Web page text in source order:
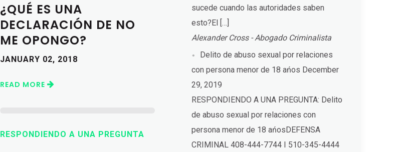
¿QUÉ ES UNA
DECLARACIÓN DE NO
ME OPONGO?
JANUARY 02, 2018
READ MORE
RESPONDIENDO A UNA PREGUNTA
sucede cuando las autoridades saben
esto?El […]
Alexander Cross - Abogado Criminalista
Delito de abuso sexual por relaciones
con persona menor de 18 ańos December
29, 2019
RESPONDIENDO A UNA PREGUNTA: Delito
de abuso sexual por relaciones con
persona menor de 18 ańosDEFENSA
CRIMINAL 408-444-7744 I 510-345-4444